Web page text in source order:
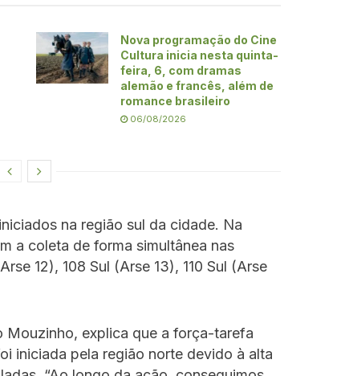
Nova programação do Cine
Cultura inicia nesta quinta-
feira, 6, com dramas
alemão e francês, além de
romance brasileiro
06/08/2026
na região sul da cidade. Na
a coleta de forma simultânea nas
12), 108 Sul (Arse 13), 110 Sul (Arse
Mouzinho, explica que a força-tarefa
iniciada pela região norte devido à alta